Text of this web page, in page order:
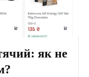
як не